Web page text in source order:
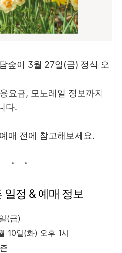
숲이 3월 27일(금) 정식 오
요금, 모노레일 정보까지
다.
매 전에 참고해보세요.
정 & 예매 정보
(금)
10일(화) 오후 1시